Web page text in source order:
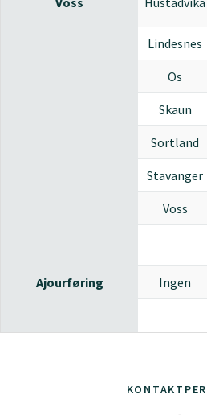
Lindesnes
Os
Skaun
Sortland
Stavanger
Voss
Ajourføring Ingen